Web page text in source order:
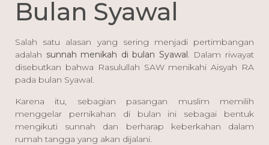
Bulan Syawal
Salah satu alasan yang sering menjadi pertimbangan
adalah sunnah menikah di bulan Syawal. Dalam riwayat
disebutkan bahwa Rasulullah SAW menikahi Aisyah RA
pada bulan Syawal.
Karena itu, sebagian pasangan muslim memilih
menggelar pernikahan di bulan ini sebagai bentuk
mengikuti sunnah dan berharap keberkahan dalam
rumah tangga yang akan dijalani.